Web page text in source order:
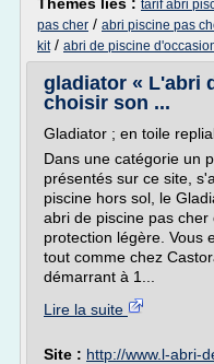
tarif abri
pas cher / abri piscine pas
kit/ abri de piscine
gladiator « L'abri
choisir son ...
Gladiator ; en toile
Dans une catégorie un
présentés sur ce site,
piscine hors sol, le
abri de piscine pas
protection légère. Vous
tout comme chez
démarrant à 1...
Lire la suite
Site : http://www.l-abri-